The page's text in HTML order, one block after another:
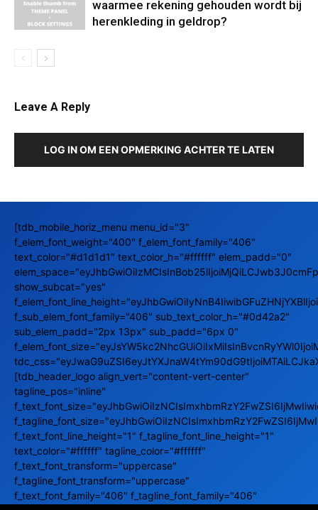
waarmee rekening gehouden wordt bij
herenkleding in geldrop?
Leave A Reply
LOG IN OM EEN OPMERKING ACHTER TE LATEN
[tdb_mobile_horiz_menu menu_id="3"
f_elem_font_weight="400" f_elem_font_family="406"
text_color="#d1d1d1" text_color_h="#ffffff" elem_padd="0"
show_subcat="yes"
f_sub_elem_font_family="406" sub_text_color_h="#0d42a2"
sub_elem_padd="2px 13px" sub_padd="6px 0"
[tdb_header_logo align_vert="content-vert-center"
tagline_pos="inline"
f_text_font_line_height="1" f_tagline_font_line_height="1"
text_color="#ffffff" tagline_color="#ffffff"
f_text_font_transform="uppercase"
f_tagline_font_transform="uppercase"
f_text_font_family="406" f_tagline_font_family="406"